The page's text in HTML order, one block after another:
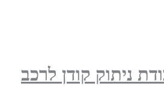
ניתוק קודן לרכב